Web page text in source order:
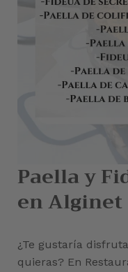
Paella y
en Alginet
¿Te gustaría
quieras? En